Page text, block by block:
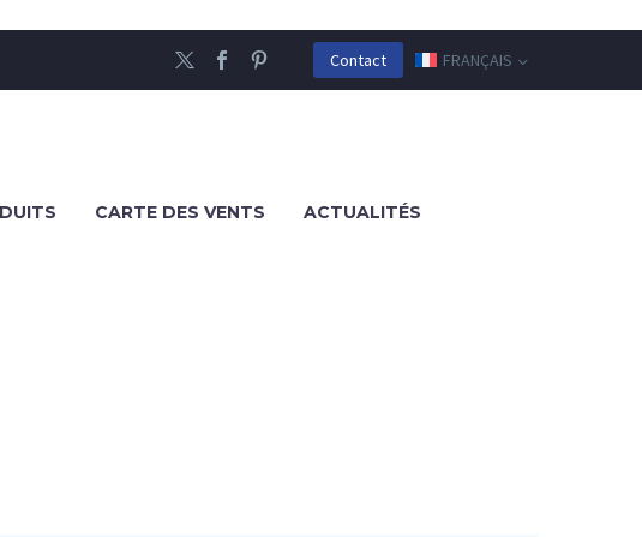
Contact FRANÇAIS
CARTE DES VENTS ACTUALITÉS